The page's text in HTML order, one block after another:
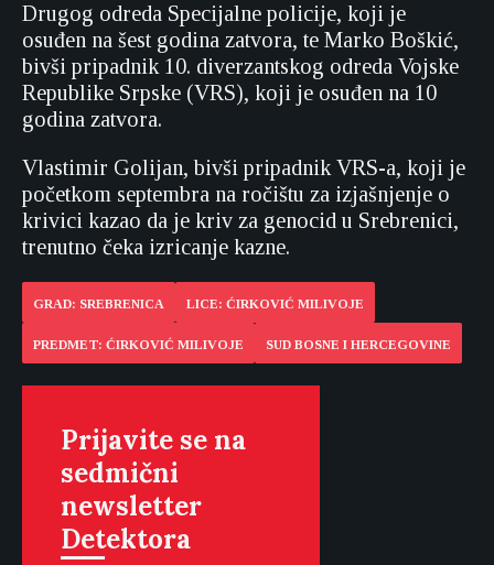
Drugog odreda Specijalne policije, koji je
osuđen na šest godina zatvora, te Marko Boškić,
bivši pripadnik 10. diverzantskog odreda Vojske
Republike Srpske (VRS), koji je osuđen na 10
godina zatvora.
Vlastimir Golijan, bivši pripadnik VRS-a, koji je
početkom septembra na ročištu za izjašnjenje o
krivici kazao da je kriv za genocid u Srebrenici,
trenutno čeka izricanje kazne.
GRAD: SREBRENICA LICE: ĆIRKOVIĆ MILIVOJE
PREDMET: ĆIRKOVIĆ MILIVOJE SUD BOSNE I HERCEGOVINE
Prijavite se na
sedmični
newsletter
Detektora